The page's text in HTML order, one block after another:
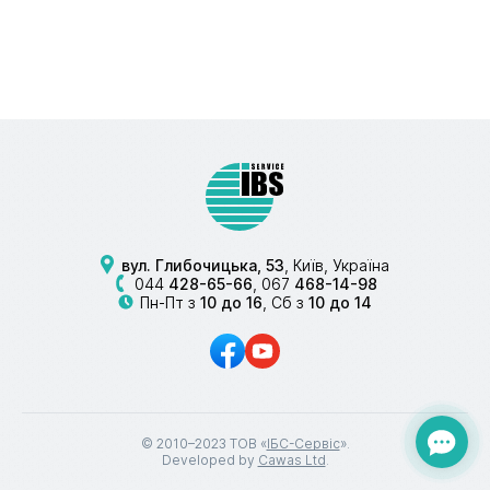
вул. Глибочицька, 53 , Київ, Україна
044 428-65-66 067 468-14-98
Пн-Пт з 10 до 16 , Сб з 10 до 14
© 2010–2023 ТОВ «ІБС-Сервіс».
Developed by Cawas Ltd.